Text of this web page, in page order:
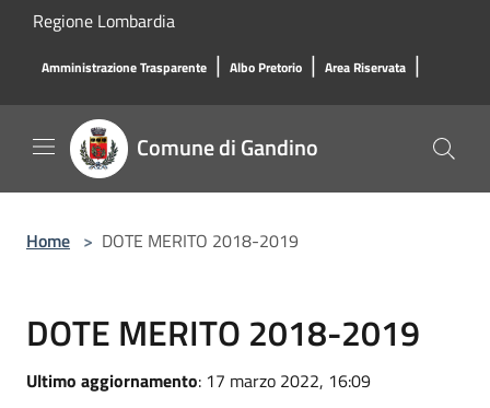
Salta al contenuto principale
Regione Lombardia
Amministrazione Trasparente | Albo Pretorio | Area Riservata |
Comune di Gandino
Home > DOTE MERITO 2018-2019
DOTE MERITO 2018-2019
Ultimo aggiornamento: 17 marzo 2022, 16:09